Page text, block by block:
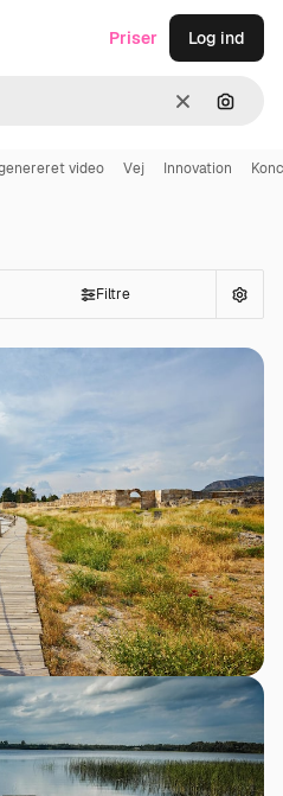
Klar Søg
Priser Log ind
video Vej Innovation
Filtre